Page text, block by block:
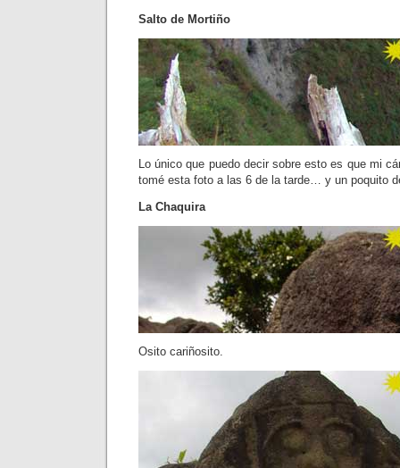
Salto de Mortiño
Lo único que puedo decir sobre esto es que mi
tomé esta foto a las 6 de la tarde… y un poquito
La Chaquira
Osito cariñosito.